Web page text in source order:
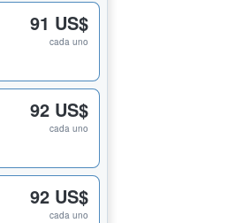
91 US$
cada uno
92 US$
cada uno
92 US$
cada uno